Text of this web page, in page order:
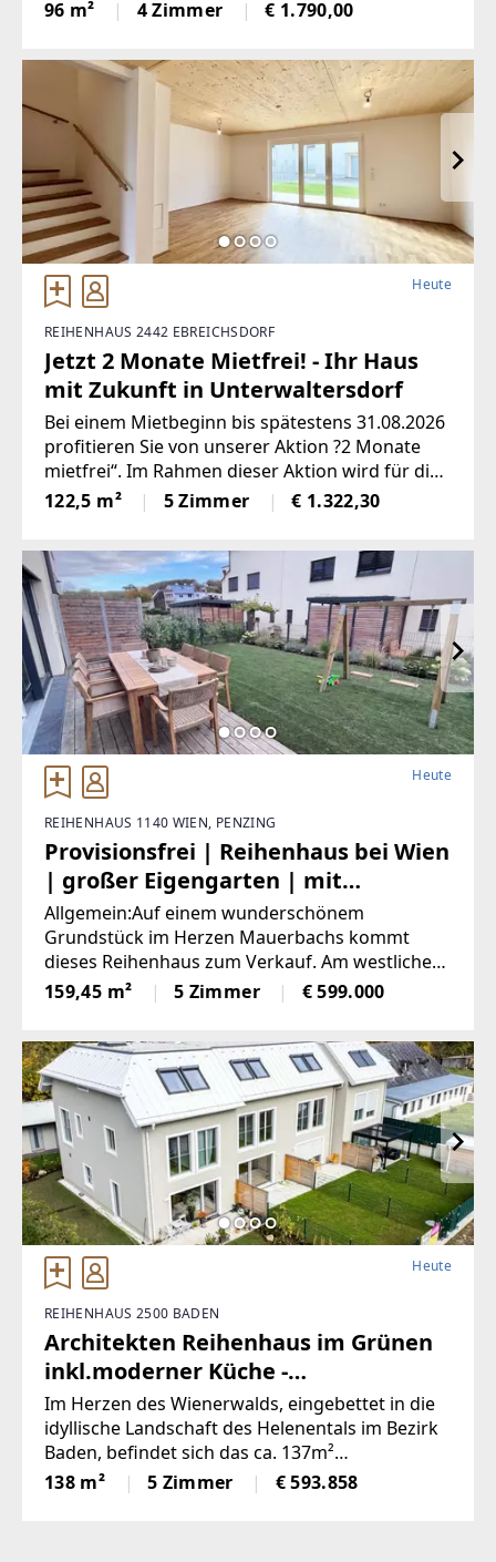
das großzügige Erdgeschoss, welches sich
96 m² 4 Zimmer € 1.790,00
Heute
REIHENHAUS 2442 EBREICHSDORF
Jetzt 2 Monate Mietfrei! - Ihr Haus
mit Zukunft in Unterwaltersdorf
Bei einem Mietbeginn bis spätestens 31.08.2026
profitieren Sie von unserer Aktion ?2 Monate
mietfrei“. Im Rahmen dieser Aktion wird für die
ersten zwei Monate kein Hauptmietzins
verrechnet. Lediglich die Betriebskosten sind
122,5 m² 5 Zimmer € 1.322,30
Heute
REIHENHAUS 1140 WIEN, PENZING
Provisionsfrei | Reihenhaus bei Wien
| großer Eigengarten | mit
Badeteich
Allgemein:Auf einem wunderschönem
Grundstück im Herzen Mauerbachs kommt
dieses Reihenhaus zum Verkauf. Am westlichen
Rand und nur wenige Minuten von der Wiener
Stadtgrenze entfernt gelegen, grenzt es zudem
159,45 m² 5 Zimmer € 599.000
Heute
REIHENHAUS 2500 BADEN
Architekten Reihenhaus im Grünen
inkl.moderner Küche -
Käuferprovisionsfrei
Im Herzen des Wienerwalds, eingebettet in die
idyllische Landschaft des Helenentals im Bezirk
Baden, befindet sich das ca. 137m²
Niedrigstenergie-Reihenhaus, das moderne
Architektur mit einem nachhaltigen
138 m² 5 Zimmer € 593.858